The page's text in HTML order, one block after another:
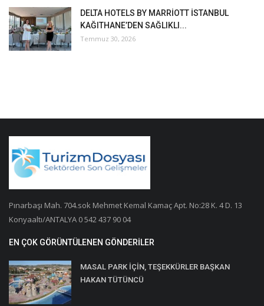
DELTA HOTELS BY MARRİOTT İSTANBUL
KAĞITHANE’DEN SAĞLIKLI...
Temmuz 30, 2026
Pınarbaşı Mah. 704.sok Mehmet Kemal Kamaç Apt. No:28 K. 4 D. 13
Konyaaltı/ANTALYA 0 542 437 90 04
EN ÇOK GÖRÜNTÜLENEN GÖNDERILER
MASAL PARK İÇİN, TEŞEKKÜRLER BAŞKAN
HAKAN TÜTÜNCÜ